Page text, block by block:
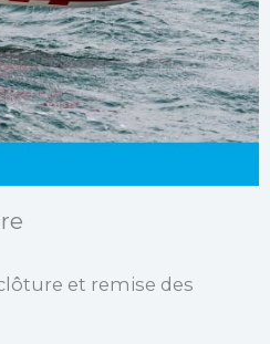
et remise des